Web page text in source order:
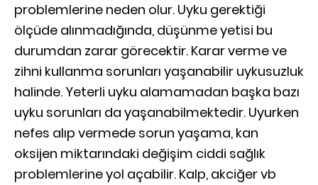
problemlerine neden olur. Uyku gerektiği
ölçüde alınmadığında, düşünme yetisi bu
durumdan zarar görecektir. Karar verme ve
zihni kullanma sorunları yaşanabilir uykusuzluk
halinde. Yeterli uyku alamamadan başka bazı
uyku sorunları da yaşanabilmektedir. Uyurken
nefes alıp vermede sorun yaşama, kan
oksijen miktarındaki değişim ciddi sağlık
problemlerine yol açabilir. Kalp, akciğer vb